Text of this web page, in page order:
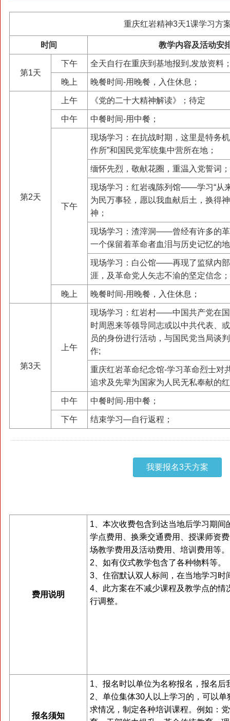
重庆红岩精神3天1课学习方
时间 教学内容及活动安
第1天
下午 全天自行在重庆到基地报到,发放资料
晚上 晚餐时间-用晚餐，入住休息；
第2天
上午 《党的二十大精神解读》；待定
中午 中餐时间-用中餐；
下午
现场学习：在抗战时期，这里是特务
作所”和国民党军统集中营所在地；
缅怀先烈，敬献花圈，重温入党誓词；
现场学习：红岩魂陈列馆——学习“从
为民万事轻，愿以我血献后土，换得
神；
现场学习：渣滓洞——曾经有许多的
一个保留着革命者血泪与历史记忆的
现场学习：白公馆——再现了监狱内
涯，及革命党人矢志不渝的坚定信念；
晚上 晚餐时间-用晚餐，入住休息；
第3天
上午
现场学习：红岩村——中国共产党在
时周恩来等领导同志或以中共代表、
员的身份进行活动，与国民党当局谈
作;
重庆红岩革命纪念馆-学习革命烈士对
追求及先辈为国家为人民无私奉献的
中午 中餐时间-用中餐；
下午 结束学习—自行返程；
我要报名3天方案
费用说明
1、本次收费包含到达当地后学习期
学点费用、换乘交通费用、授课师资
场教学费用及活动费用、培训费用等。
2、如有仪式教学包含了各种物料等。
3、住宿默认双人标间，在当地学习时
4、此方案在不减少课程及教学点的情
行调整。
报名须知
1、报名时以单位为名称报名，报名后
2、单位集体30人以上学习的，可以
求情况，制定各种培训课程。例如：